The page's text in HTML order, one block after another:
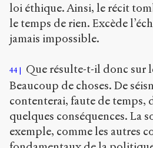
loi éthique. Ainsi, le récit
le temps de rien. Excède
jamais impossible.
44
Que résulte-t-il donc sur
Beaucoup de choses. De
contenterai, faute de temps,
quelques conséquences. La
exemple, comme les autres